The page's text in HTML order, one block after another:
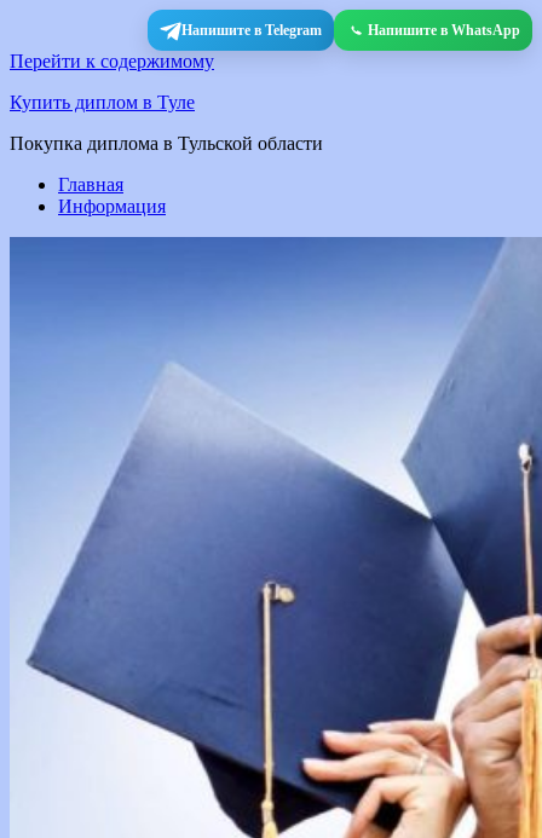
Напишите в Telegram Напишите в WhatsApp
Перейти к содержимому
Купить диплом в Туле
Покупка диплома в Тульской области
Главная
Информация